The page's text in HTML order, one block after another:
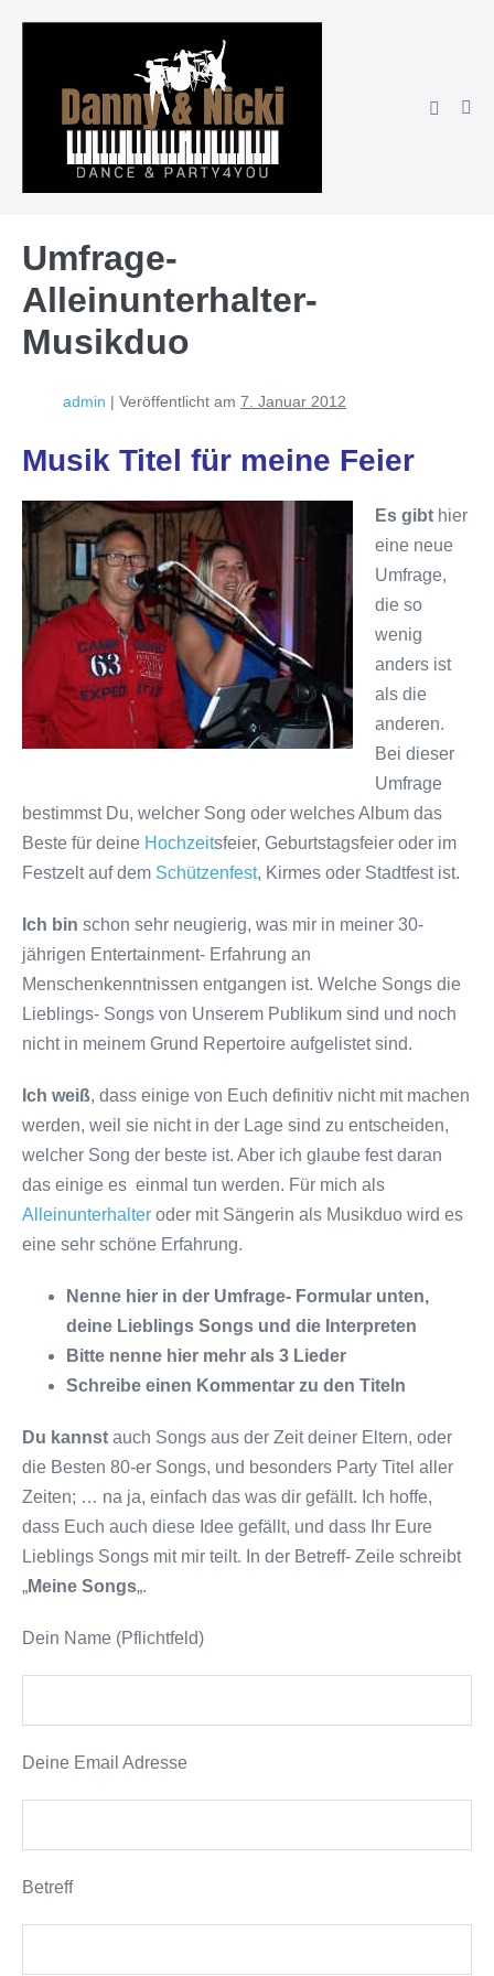
Suche-
Umfrage-
Alleinunterhalter-
Musikduo
admin | Veröffentlicht am 7. Januar 2012
Musik Titel für meine Feier
Es gibt hier
eine neue
Umfrage,
die so
wenig
anders ist
als die
anderen.
Bei dieser
Umfrage
bestimmst Du, welcher Song oder welches Album das
Beste für deine Hochzeitsfeier, Geburtstagsfeier oder im
Festzelt auf dem Schützenfest, Kirmes oder Stadtfest ist.
Ich bin schon sehr neugierig, was mir in meiner 30-
jährigen Entertainment- Erfahrung an
Menschenkenntnissen entgangen ist. Welche Songs die
Lieblings- Songs von Unserem Publikum sind und noch
nicht in meinem Grund Repertoire aufgelistet sind.
Ich weiß, dass einige von Euch definitiv nicht mit machen
werden, weil sie nicht in der Lage sind zu entscheiden,
welcher Song der beste ist. Aber ich glaube fest daran
das einige es einmal tun werden. Für mich als
Alleinunterhalter oder mit Sängerin als Musikduo wird es
eine sehr schöne Erfahrung.
Nenne hier in der Umfrage- Formular unten,
deine Lieblings Songs und die Interpreten
Bitte nenne hier mehr als 3 Lieder
Schreibe einen Kommentar zu den Titeln
Du kannst auch Songs aus der Zeit deiner Eltern, oder
die Besten 80-er Songs, und besonders Party Titel aller
Zeiten; … na ja, einfach das was dir gefällt. Ich hoffe,
dass Euch auch diese Idee gefällt, und dass Ihr Eure
Lieblings Songs mit mir teilt. In der Betreff- Zeile schreibt
„Meine Songs„.
Dein Name (Pflichtfeld)
Deine Email Adresse
Betreff